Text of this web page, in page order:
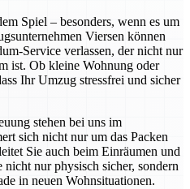
Spiel – besonders, wenn es um
Viersen können
Service verlassen, der nicht nur
ist. Ob kleine Wohnung oder
Ihr Umzug stressfrei und sicher
stehen bei uns im
sich nicht nur um das Packen
Sie auch beim Einräumen und
nur physisch sicher, sondern
in neuen Wohnsituationen.